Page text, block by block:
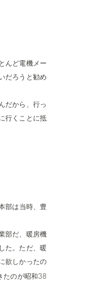
んど電機メー
だろうと勧め
だから、行っ
行くことに抵
部は当時、豊
部だ、暖房機
た。ただ、暖
欲しかったの
たのが昭和38